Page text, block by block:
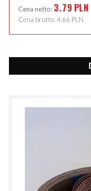
Cena netto: 3.79 PLN
Cena brutto: 4.66 PLN